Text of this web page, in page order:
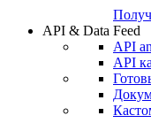
API & Data Feed
API
API